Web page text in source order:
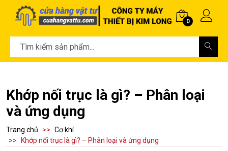
0
Khớp nối trục là gì? – Phân loại
và ứng dụng
Trang chủ
Cơ khí
Khớp nối trục là gì? – Phân loại và ứng dụng